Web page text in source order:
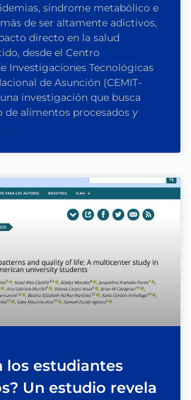
síndrome metabólico e
de ser altamente adictivos,
directo en la salud
desde el Centro
Investigaciones Tecnológicas
de Asunción (CEMIT-
investigación que busca
de alimentos procesados y
los estudiantes
Un estudio revela